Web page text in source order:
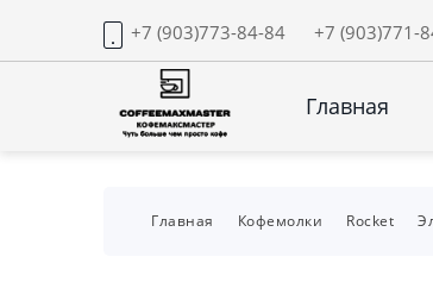
+7 (903)773-84-84 +7 (903)771-
Главная
Главная Кофемолки Rocket